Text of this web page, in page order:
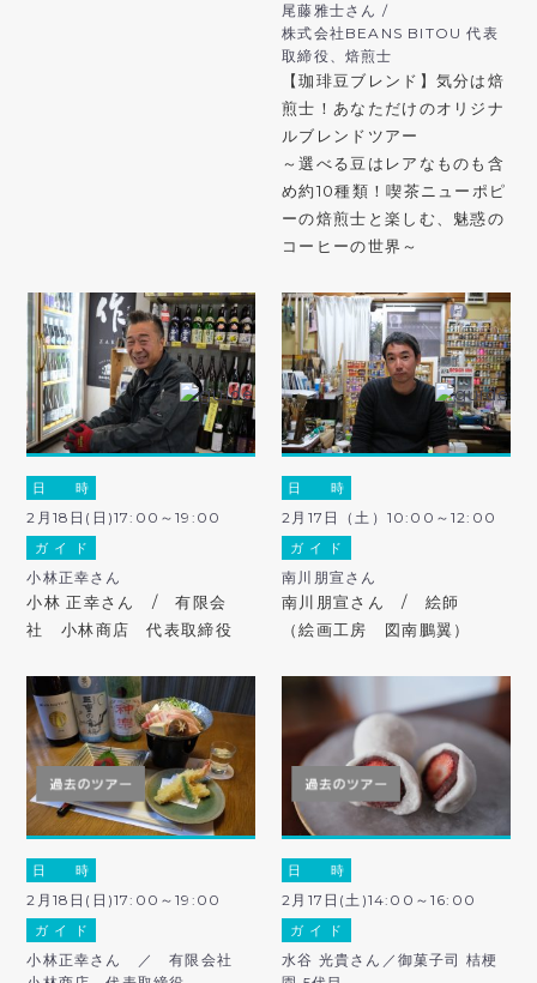
尾藤雅士さん /
株式会社BEANS BITOU 代表
取締役、焙煎士
【珈琲豆ブレンド】気分は焙
煎士！あなただけのオリジナ
ルブレンドツアー
～選べる豆はレアなものも含
め約10種類！喫茶ニューポピ
ーの焙煎士と楽しむ、魅惑の
コーヒーの世界～
日 時
2月18日(日)17:00～19:00
ガ イ ド
小林正幸さん
小林 正幸さん / 有限会
社 小林商店 代表取締役
日 時
2月17日（土）10:00～12:00
ガ イ ド
南川朋宣さん
南川朋宣さん / 絵師
（絵画工房 図南鵬翼）
日 時
2月18日(日)17:00～19:00
ガ イ ド
小林正幸さん ／ 有限会社
日 時
2月17日(土)14:00～16:00
ガ イ ド
水谷 光貴さん／御菓子司 桔梗